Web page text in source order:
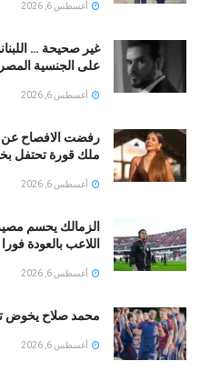
أغسطس 6, 2026
غير صحيحة …
على الجنسية
أغسطس 6, 2026
رفضت الافصاح عن
ملك قورة تحتفل
أغسطس 6, 2026
الزمالك يحسم
اللاعب بالعودة فورا
أغسطس 6, 2026
محمد صلاح يخوض
أغسطس 6, 2026